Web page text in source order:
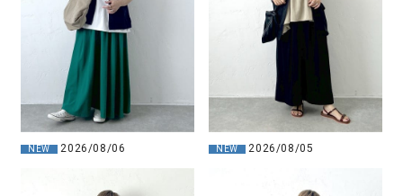
NEW 2026/08/06 NEW 2026/08/05